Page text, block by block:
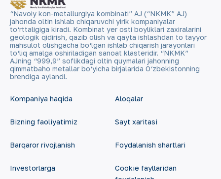
“Navoiy kon-metallurgiya kombinati” AJ (“NKMK” AJ)
jahonda oltin ishlab chiqaruvchi yirik kompaniyalar
to‘rttaligiga kiradi. Kombinat yer osti boyliklari zaxiralarini
geologik qidirish, qazib olish va qayta ishlashdan to tayyor
mahsulot olishgacha bo‘lgan ishlab chiqarish jarayonlari
to‘liq amalga oshiriladigan sanoat klasteridir. “NKMK”
AJning “999,9” soflikdagi oltin quymalari jahonning
qimmatbaho metallar bo‘yicha birjalarida O‘zbekistonning
brendiga aylandi.
Kompaniya haqida
Bizning faoliyatimiz
Barqaror rivojlanish
Investorlarga
Aloqalar
Sayt xaritasi
Foydalanish shartlari
Cookie fayllaridan